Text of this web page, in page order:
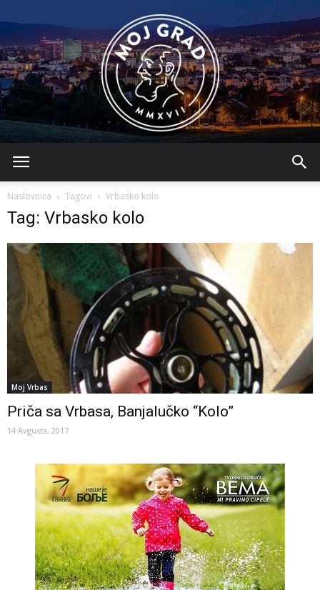
Naslovnica Tagovi Vrbasko kolo
Tag: Vrbasko kolo
Moj Vrbas
Priča sa Vrbasa, Banjalučko “Kolo”
14 Avgusta, 2017